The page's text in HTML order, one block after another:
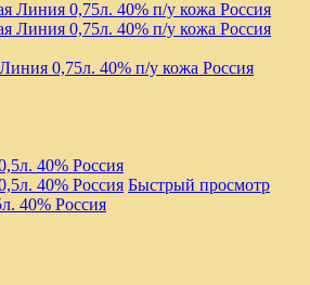
0,75л. 40% п/у кожа Россия
Быстрый просмотр
40% Россия